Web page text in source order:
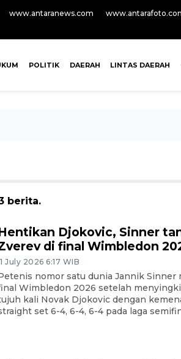
www.antaranews.com
POLITIK DAERAH LINTAS DAERAH
berita.
Djokovic, Sinner
di final Wimbledon
July 2026 6:17 WIB
nomor satu dunia Jannik Sinner
Wimbledon 2026 setelah
kali Novak Djokovic dengan
set 6-4, 6-4, 6-4 pada laga